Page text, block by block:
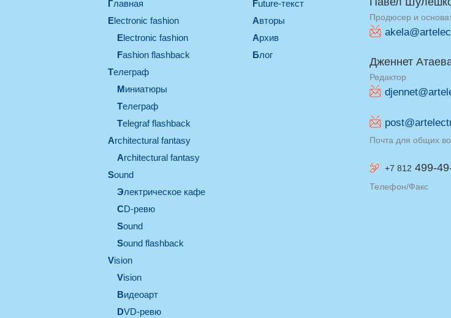
Главная
electronic fashion
electronic fashion
Fashion flashback
телеграф
миниатюры
телеграф
Telegraf flashback
architectural fantasy
architectural fantasy
sound
электрическое кафе
CD-ревю
sound
Sound flashback
vision
vision
видеоарт
DVD-ревю
Future-текст
Авторы
Архив
Блог
Продюсер и
Дженнет
Редактор
Почта для общих
+7 812 499-
Телефон/Факс